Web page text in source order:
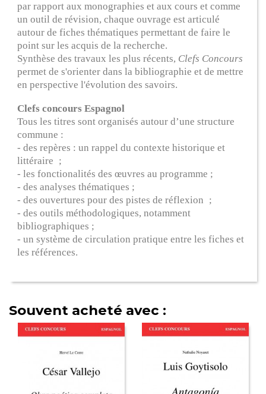
par rapport aux monographies et aux cours et comme
un outil de révision, chaque ouvrage est articulé
autour de fiches thématiques permettant de faire le
point sur les acquis de la recherche.
Synthèse des travaux les plus récents, Clefs Concours
permet de s'orienter dans la bibliographie et de mettre
en perspective l'évolution des savoirs.
Clefs concours Espagnol
Tous les titres sont organisés autour d’une structure
commune :
- des repères : un rappel du contexte historique et
littéraire ;
- les fonctionalités des œuvres au programme ;
- des analyses thématiques ;
- des ouvertures pour des pistes de réflexion ;
- des outils méthodologiques, notamment
bibliographiques ;
- un système de circulation pratique entre les fiches et
les références.
Souvent acheté avec :